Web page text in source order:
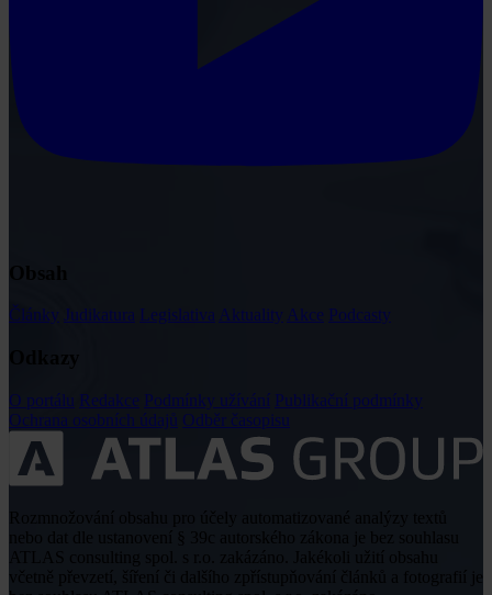
Články Judikatura Legislativa Aktuality Akce Podcasty
Odkazy
O portálu Redakce Podmínky užívání Publikační podmínky
Ochrana osobních údajů Odběr časopisu
včetně převzetí, šíření či dalšího zpřístupňování článků a fotografií je